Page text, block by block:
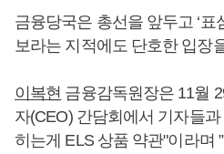
금융당국은 총선을 앞두고 ‘표
보라는 지적에도 단호한 입장
이복현 금융감독원장은 11월
자(CEO) 간담회에서 기자들과
히는게 ELS 상품 약관"이라며